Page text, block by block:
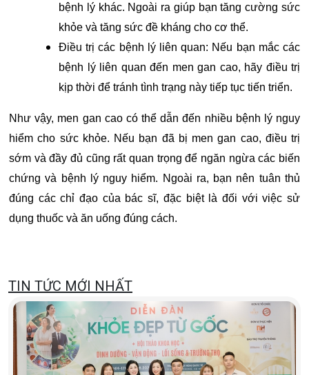
bệnh lý khác. Ngoài ra giúp bạn tăng cường sức
khỏe và tăng sức đề kháng cho cơ thể.
Điều trị các bệnh lý liên quan: Nếu bạn mắc các
bệnh lý liên quan đến men gan cao, hãy điều trị
kịp thời để tránh tình trạng này tiếp tục tiến triển.
Như vậy, men gan cao có thể dẫn đến nhiều bệnh lý nguy
hiểm cho sức khỏe. Nếu bạn đã bị men gan cao, điều trị
sớm và đầy đủ cũng rất quan trọng để ngăn ngừa các biến
chứng và bệnh lý nguy hiểm. Ngoài ra, bạn nên tuân thủ
đúng các chỉ đạo của bác sĩ, đặc biệt là đối với việc sử
dụng thuốc và ăn uống đúng cách.
TIN TỨC MỚI NHẤT